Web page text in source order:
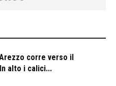
corre verso il
alto i calici...